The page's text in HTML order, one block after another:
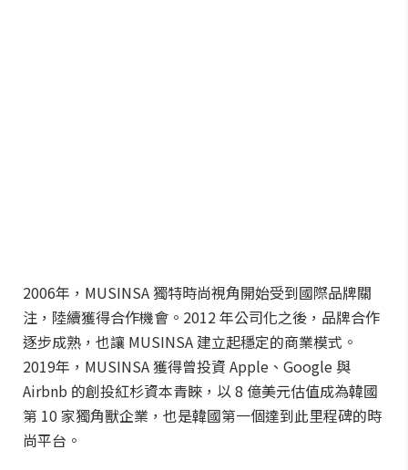
2006年，MUSINSA 獨特時尚視角開始受到國際品牌關
注，陸續獲得合作機會。2012 年公司化之後，品牌合作
逐步成熟，也讓 MUSINSA 建立起穩定的商業模式。
2019年，MUSINSA 獲得曾投資 Apple、Google 與
Airbnb 的創投紅杉資本青睞，以 8 億美元估值成為韓國
第 10 家獨角獸企業，也是韓國第一個達到此里程碑的時
尚平台。